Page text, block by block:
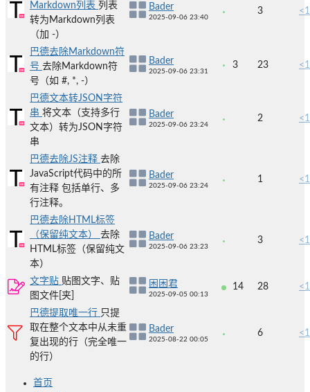
Markdown列表 列表
转为Markdown列表
（加 -）
Bader
2025-09-06 23:40
3
巴德去除Markdown符
号 去除Markdown符
号（如 #, *, -）
Bader
2025-09-06 23:31
3 23
巴德文本转JSON字符
串 将文本（支持多行
文本）转为JSON字符
串
Bader
2025-09-06 23:24
2
巴德去除JS注释 去除
JavaScript代码中的所
有注释 包括单行、多
行注释。
Bader
2025-09-06 23:24
1
巴德去除HTML标签
（保留纯文本） 去除
HTML标签（保留纯文
本）
Bader
2025-09-06 23:23
3
文字贴 贴图文字、贴
图文件[夹]
困困君
2025-09-05 00:13
14 28
巴德提取唯一行 只提
取在整个文本中从未重
复出现的行（完全唯一
的行）
Bader
2025-08-22 00:05
6
首页